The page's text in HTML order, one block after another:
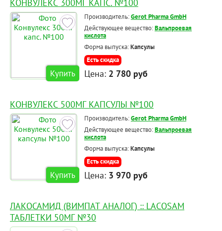
КОНВУЛЕКС 300МГ КАПС. №100
Купить
Производитель:Gerot Pharma GmbH
Действующее вещество:Вальпроевая
кислота
Форма выпуска:Капсулы
Есть скидка
Цена: 2 780 руб
КОНВУЛЕКС 500МГ КАПСУЛЫ №100
Купить
Производитель:Gerot Pharma GmbH
Действующее вещество:Вальпроевая
кислота
Форма выпуска:Капсулы
Есть скидка
Цена: 3 970 руб
ЛАКОСАМИД (ВИМПАТ АНАЛОГ) :: LACOSAM
ТАБЛЕТКИ 50МГ №30